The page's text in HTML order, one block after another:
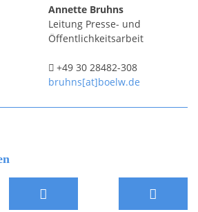
Annette Bruhns
Leitung Presse- und
Öffentlichkeitsarbeit
+49 30 28482-308
bruhns[at]boelw.de